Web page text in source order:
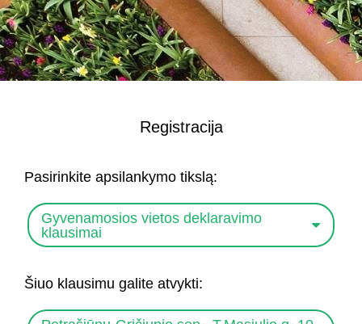
Registracija
Pasirinkite apsilankymo tikslą:
Gyvenamosios vietos deklaravimo
klausimai
Šiuo klausimu galite atvykti: